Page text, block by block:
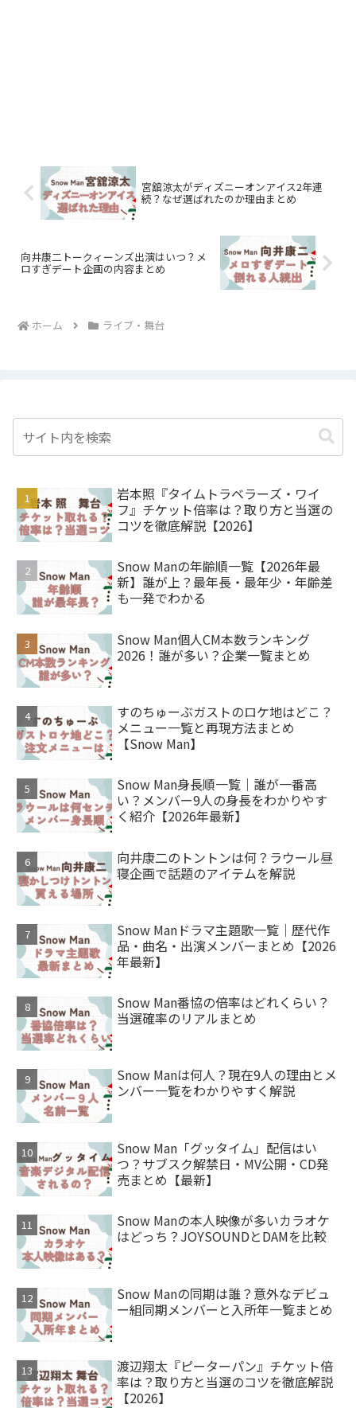
宮舘涼太がディズニーオンアイス2年連
続？なぜ選ばれたのか理由まとめ
向井康二トークィーンズ出演はいつ？メ
ロすぎデート企画の内容まとめ
ホーム ライブ・舞台
岩本照『タイムトラベラーズ・ワイ
フ』チケット倍率は？取り方と当選の
コツを徹底解説【2026】
Snow Manの年齢順一覧【2026年最
新】誰が上？最年長・最年少・年齢差
も一発でわかる
Snow Man個人CM本数ランキング
2026！誰が多い？企業一覧まとめ
すのちゅーぶガストのロケ地はどこ？
メニュー一覧と再現方法まとめ
【Snow Man】
Snow Man身長順一覧｜誰が一番高
い？メンバー9人の身長をわかりやす
く紹介【2026年最新】
向井康二のトントンは何？ラウール昼
寝企画で話題のアイテムを解説
Snow Manドラマ主題歌一覧｜歴代作
品・曲名・出演メンバーまとめ【2026
年最新】
Snow Man番協の倍率はどれくらい？
当選確率のリアルまとめ
Snow Manは何人？現在9人の理由とメ
ンバー一覧をわかりやすく解説
Snow Man「グッタイム」配信はい
つ？サブスク解禁日・MV公開・CD発
売まとめ【最新】
Snow Manの本人映像が多いカラオケ
はどっち？JOYSOUNDとDAMを比較
Snow Manの同期は誰？意外なデビュ
ー組同期メンバーと入所年一覧まとめ
渡辺翔太『ピーターパン』チケット倍
率は？取り方と当選のコツを徹底解説
【2026】